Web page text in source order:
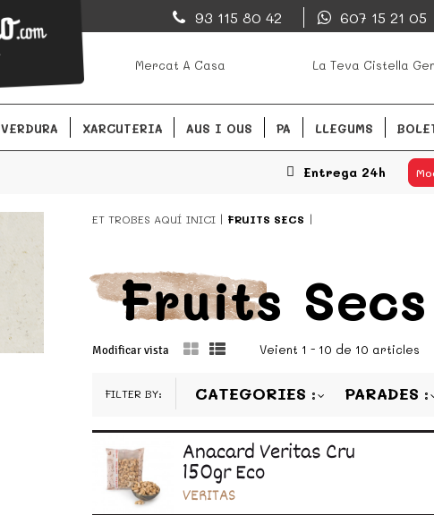
mejores productos de los mejores mercados de
93 115 80 42 607 15 21 05
Mercat A Casa La Teva Cistella
VERDURA XARCUTERIA AUS I OUS PA LLEGUMS
Entrega 24h
ET TROBES AQUÍ INICI FRUITS SECS
Fruits Secs
Modificar vista Veient 1 - 10 de 10 articles
FILTER BY: CATEGORIES PARADES
Anacard Veritas Cru
150gr Eco
VERITAS